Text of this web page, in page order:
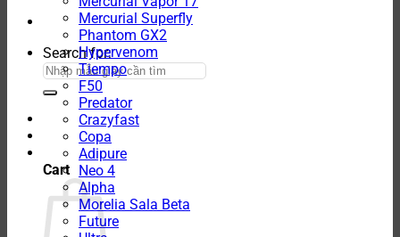
Search for:
Cart
Mercurial Superfly
Phantom GX2
Hypervenom
Tiempo
F50
Predator
Crazyfast
Copa
Adipure
Neo 4
Alpha
Morelia Sala Beta
Future